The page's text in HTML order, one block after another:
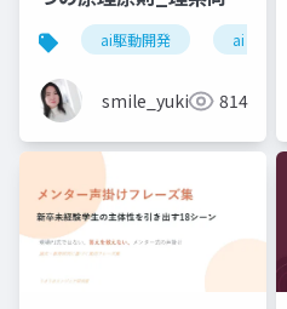
6時間_2026_05_24_
石黒友季子
ai駆動開発 ai
smile_yukiko_it814